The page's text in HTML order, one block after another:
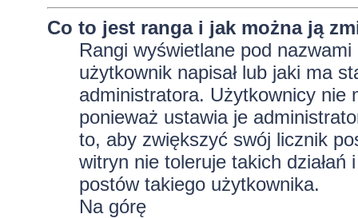
Co to jest ranga i jak można ją
Rangi wyświetlane pod
użytkownik napisał lub jaki ma
administratora. Użytkownicy nie
ponieważ ustawia je
to, aby zwiększyć swój licznik
witryn nie toleruje takich
postów takiego użytkownika.
Na górę